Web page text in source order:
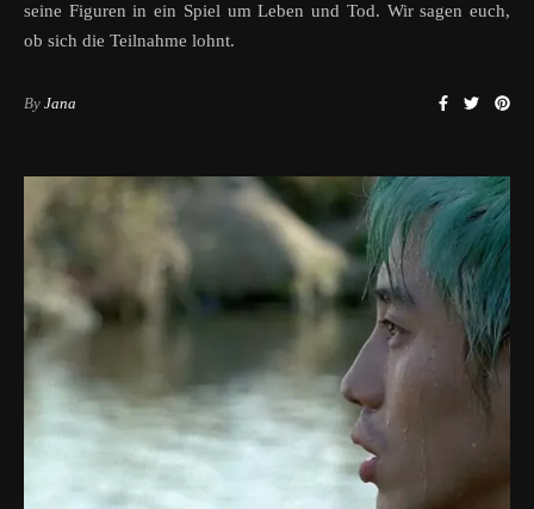
seine Figuren in ein Spiel um Leben und Tod. Wir sagen euch,
ob sich die Teilnahme lohnt.
By Jana